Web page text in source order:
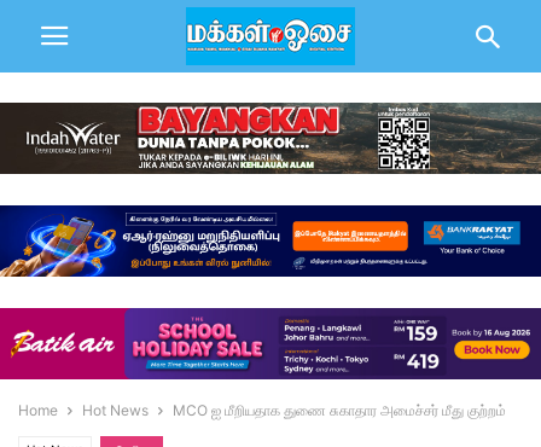
Home Hot News MCO ஐ மீறியதாக துணை சுகாதார அமைச்சர் மீது குற்றம்